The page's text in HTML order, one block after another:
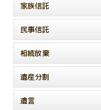
家族信託
民事信託
相続放棄
遺産分割
遺言